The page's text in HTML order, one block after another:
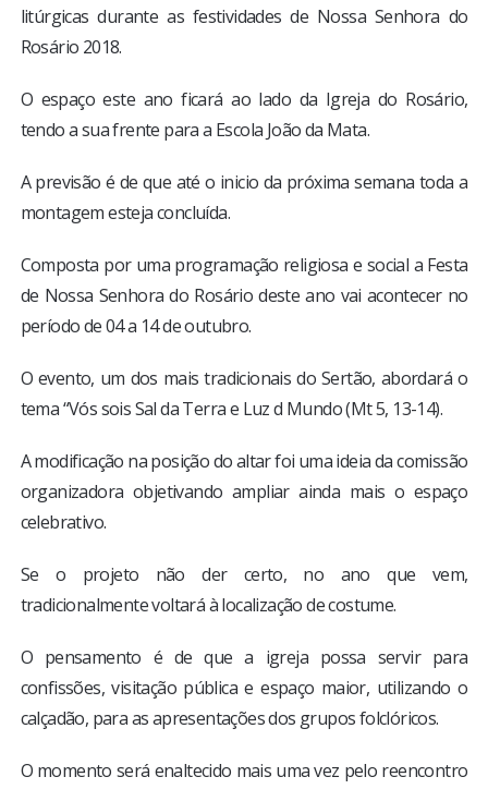
COLUNISTAS
litúrgicas durante as festividades de Nossa Senhora do
Rosário 2018.
O espaço este ano ficará ao lado da Igreja do Rosário,
tendo a sua frente para a Escola João da Mata.
A previsão é de que até o inicio da próxima semana toda a
montagem esteja concluída.
Composta por uma programação religiosa e social a Festa
de Nossa Senhora do Rosário deste ano vai acontecer no
período de 04 a 14 de outubro.
O evento, um dos mais tradicionais do Sertão, abordará o
tema “Vós sois Sal da Terra e Luz d Mundo (Mt 5, 13-14).
A modificação na posição do altar foi uma ideia da comissão
organizadora objetivando ampliar ainda mais o espaço
celebrativo.
Se o projeto não der certo, no ano que vem,
tradicionalmente voltará à localização de costume.
O pensamento é de que a igreja possa servir para
confissões, visitação pública e espaço maior, utilizando o
calçadão, para as apresentações dos grupos folclóricos.
O momento será enaltecido mais uma vez pelo reencontro